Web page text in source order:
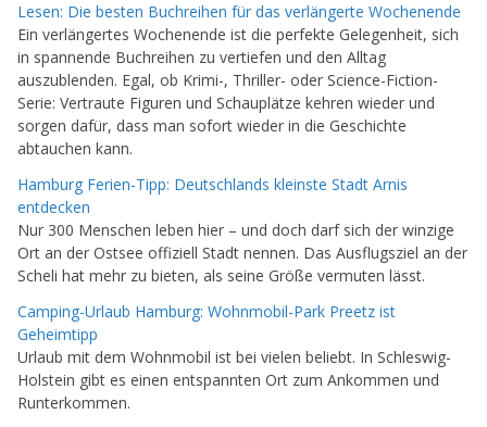
Lesen: Die besten Buchreihen für das verlängerte Wochenende
Ein verlängertes Wochenende ist die perfekte Gelegenheit, sich
in spannende Buchreihen zu vertiefen und den Alltag
auszublenden. Egal, ob Krimi-, Thriller- oder Science-Fiction-
Serie: Vertraute Figuren und Schauplätze kehren wieder und
sorgen dafür, dass man sofort wieder in die Geschichte
abtauchen kann.
Hamburg Ferien-Tipp: Deutschlands kleinste Stadt Arnis
entdecken
Nur 300 Menschen leben hier – und doch darf sich der winzige
Ort an der Ostsee offiziell Stadt nennen. Das Ausflugsziel an der
Scheli hat mehr zu bieten, als seine Größe vermuten lässt.
Camping-Urlaub Hamburg: Wohnmobil-Park Preetz ist
Geheimtipp
Urlaub mit dem Wohnmobil ist bei vielen beliebt. In Schleswig-
Holstein gibt es einen entspannten Ort zum Ankommen und
Runterkommen.